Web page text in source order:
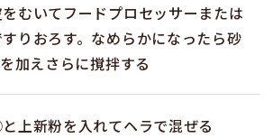
むいてフードプロセッサーまたは
りおろす。なめらかになったら砂
加えさらに撹拌する
上新粉を入れてヘラで混ぜる